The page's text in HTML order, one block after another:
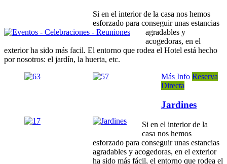
Si en el interior de la casa nos hemos
esforzado para conseguir unas estancias
agradables y
acogedoras, en el
exterior ha sido más facil. El entorno que rodea el Hotel está hecho
por nosotros: el jardín, la huerta, etc.
Más Info Reserva
Directa
Jardines
Si en el interior de la
casa nos hemos
esforzado para conseguir unas estancias
agradables y acogedoras, en el exterior
ha sido más fácil, el entorno que rodea el